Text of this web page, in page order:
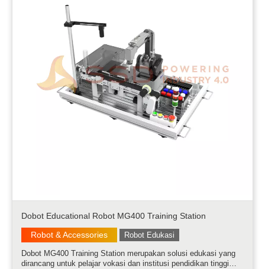
Dobot Educational Robot MG400 Training Station
Robot & Accessories
Robot Edukasi
Dobot MG400 Training Station merupakan solusi edukasi yang
dirancang untuk pelajar vokasi dan institusi pendidikan tinggi